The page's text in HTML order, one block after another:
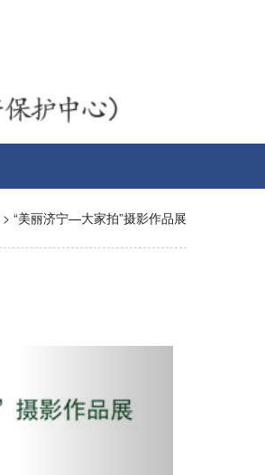
> “美丽济宁—大家拍”摄影作品展